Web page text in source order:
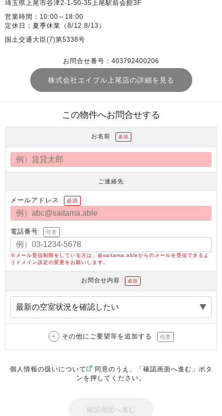
埼玉県上尾市谷津2-1-50-35上尾駅前会館3F
営業時間：10:00～18:00
定休日：夏季休業（8/12.8/13）
国土交通大臣(7)第5338号
お問合せ番号：403792400206
株式会社エイブル上尾店の詳細を見る
この物件へお問合せする
お名前 必須
ご連絡先
メールアドレス 必須
電話番号 任意
※メール受信制限をしている方は、@saitama.ableからのメールを受信できるよ
うドメイン設定の変更をお願いします。
お問合せ内容 必須
その他にご要望等を追加する 任意
個人情報の扱いについて
同意のうえ、「確認画面へ進む」ボタ
ンを押してください。